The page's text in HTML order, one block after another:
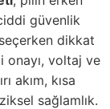
güvenlik
dikkat
onayı, voltaj ve
akım, kısa
sağlamlık.